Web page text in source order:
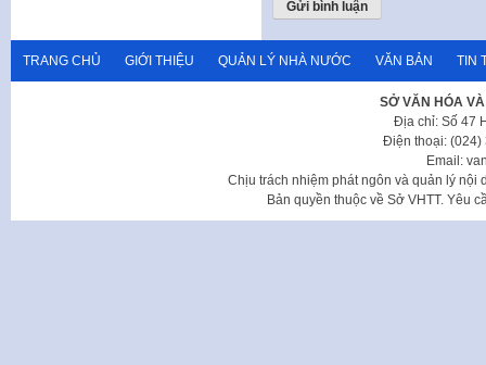
TRANG CHỦ GIỚI THIỆU QUẢN LÝ NHÀ NƯỚC VĂN BẢN TIN
SỞ VĂN HÓA
Địa chỉ: Số 47
Điện thoại: (024)
Email:
Chịu trách nhiệm phát ngôn và quản lý nội
Bản quyền thuộc về Sở VHTT. Yêu